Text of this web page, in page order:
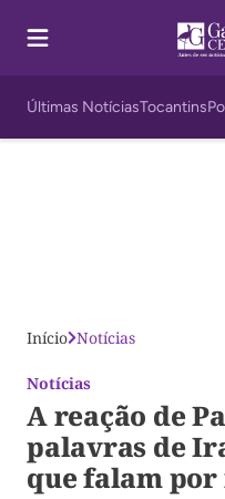
Últimas NotíciasTocantins
Início Notícias
Notícias
A reação de
palavras de
que falam por